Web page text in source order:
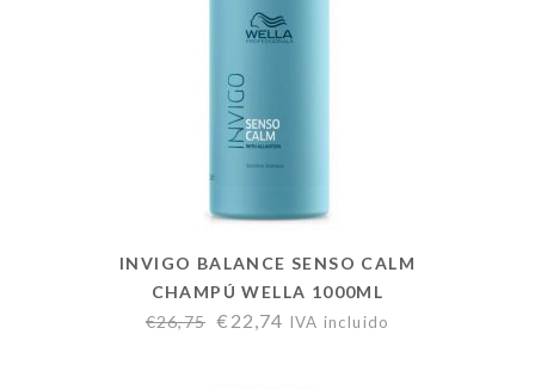
INVIGO BALANCE SENSO CALM
CHAMPÚ WELLA 1000ML
€26,75 € 22,74 IVA incluido